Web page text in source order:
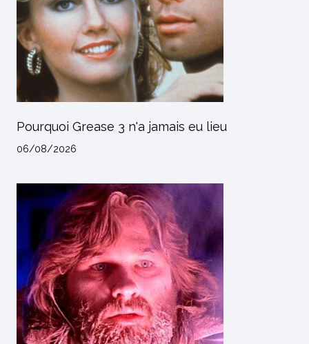
Pourquoi Grease 3 n'a jamais eu lieu
06/08/2026